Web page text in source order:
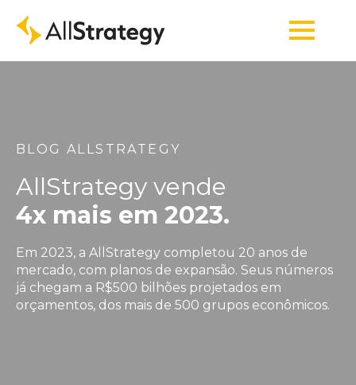
BLOG ALLSTRATEGY
AllStrategy vende
4x mais em 2023.
Em 2023, a AllStrategy completou 20 anos de
mercado, com planos de expansão. Seus números
já chegam a R$500 bilhões projetados em
orçamentos, dos mais de 500 grupos econômicos.